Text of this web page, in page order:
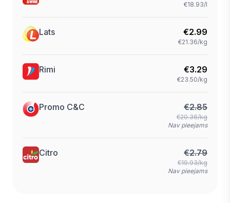
€18.93/l
Lats €2.99
€21.36/kg
Rimi €3.29
€23.50/kg
Promo C&C €2.85
€20.36/kg
Nav pieejams
Citro €2.79
€19.93/kg
Nav pieejams